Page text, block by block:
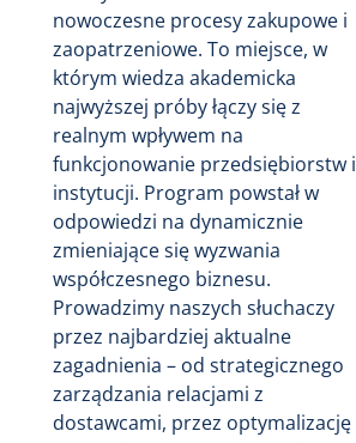
nowoczesne procesy zakupowe i
zaopatrzeniowe. To miejsce, w
którym wiedza akademicka
najwyższej próby łączy się z
realnym wpływem na
funkcjonowanie przedsiębiorstw i
instytucji. Program powstał w
odpowiedzi na dynamicznie
zmieniające się wyzwania
współczesnego biznesu.
Prowadzimy naszych słuchaczy
przez najbardziej aktualne
zagadnienia – od strategicznego
zarządzania relacjami z
dostawcami, przez optymalizację